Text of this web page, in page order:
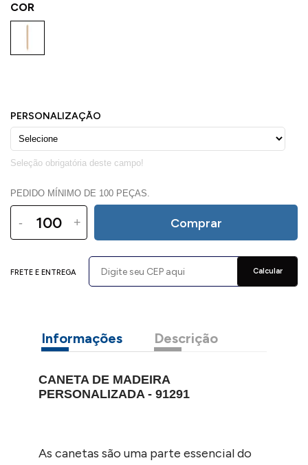
COR
PEDIDO MÍNIMO DE 100 PEÇAS.
- + Comprar
FRETE E ENTREGA Calcular
Informações Descrição
CANETA DE MADEIRA
PERSONALIZADA - 91291
As canetas são uma parte essencial do